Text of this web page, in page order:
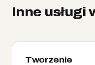
Inne usługi
Tworzenie